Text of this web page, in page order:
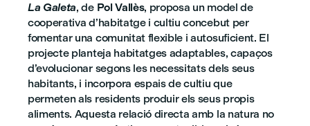
La Galeta, de Pol Vallès, proposa un model de
cooperativa d’habitatge i cultiu concebut per
fomentar una comunitat flexible i autosuficient. El
projecte planteja habitatges adaptables, capaços
d’evolucionar segons les necessitats dels seus
habitants, i incorpora espais de cultiu que
permeten als residents produir els seus propis
aliments. Aquesta relació directa amb la natura no